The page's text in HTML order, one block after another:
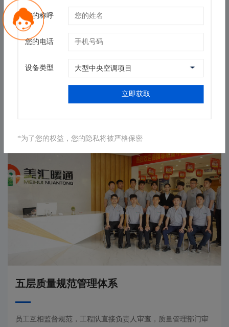
多样化的解决方案
五层质量规范管理体系
员工互相监督规范，工程队直接负责人审查，质量管理部门审
您的称呼
您的电话
设备类型
立即获取
*为了您的权益，您的隐私将被严格保密